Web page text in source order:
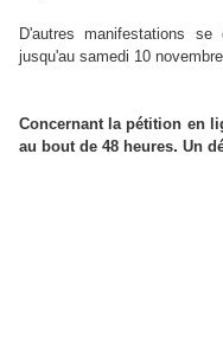
D'autres manifestations
jusqu'au samedi 10
Concernant la pétition en
au bout de 48 heures. Un